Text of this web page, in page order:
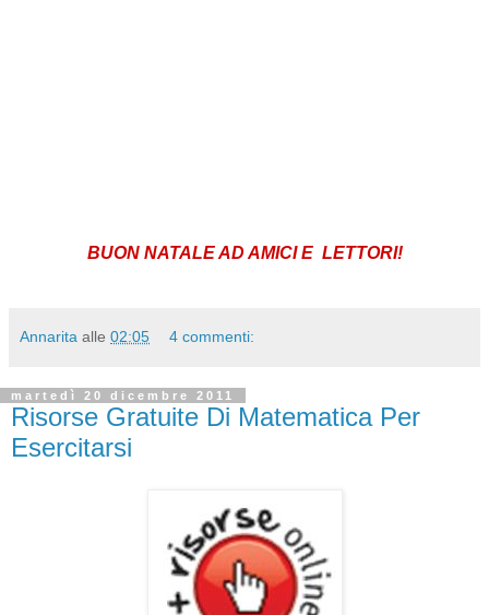
BUON NATALE AD AMICI E LETTORI!
Annarita alle 02:05 4 commenti:
martedì 20 dicembre 2011
Risorse Gratuite Di Matematica Per
Esercitarsi